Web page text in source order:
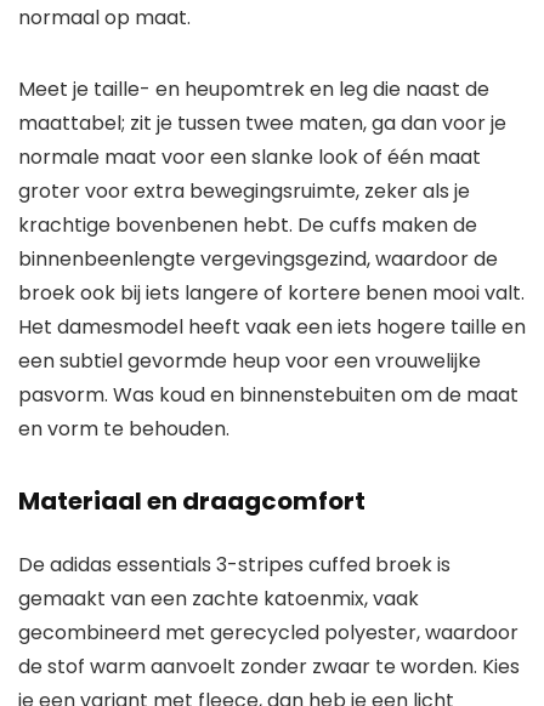
normaal op maat.
Meet je taille- en heupomtrek en leg die naast de
maattabel; zit je tussen twee maten, ga dan voor je
normale maat voor een slanke look of één maat
groter voor extra bewegingsruimte, zeker als je
krachtige bovenbenen hebt. De cuffs maken de
binnenbeenlengte vergevingsgezind, waardoor de
broek ook bij iets langere of kortere benen mooi valt.
Het damesmodel heeft vaak een iets hogere taille en
een subtiel gevormde heup voor een vrouwelijke
pasvorm. Was koud en binnenstebuiten om de maat
en vorm te behouden.
Materiaal en draagcomfort
De adidas essentials 3-stripes cuffed broek is
gemaakt van een zachte katoenmix, vaak
gecombineerd met gerecycled polyester, waardoor
de stof warm aanvoelt zonder zwaar te worden. Kies